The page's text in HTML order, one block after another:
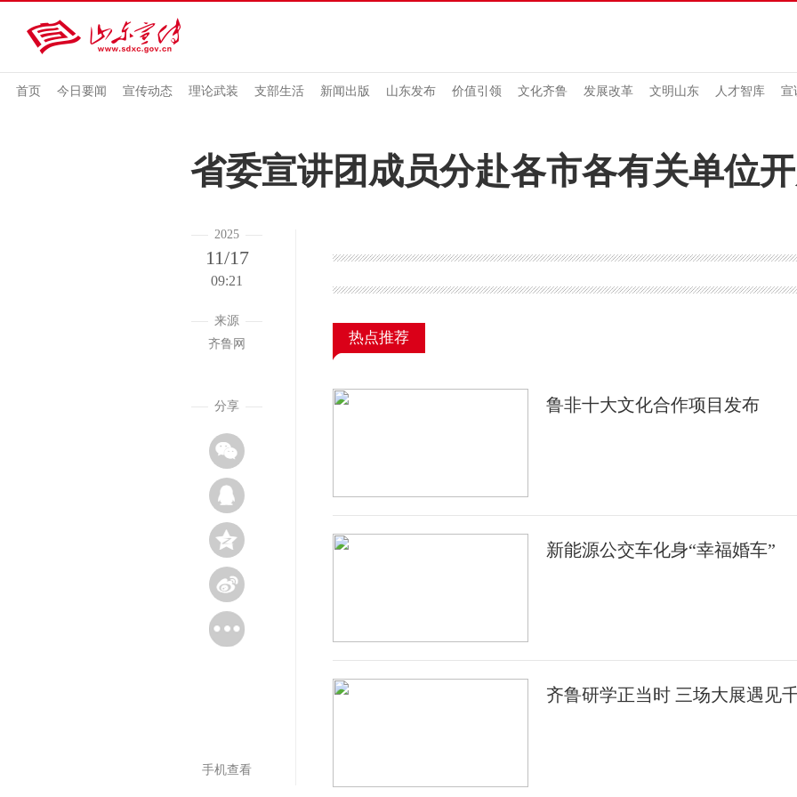
首页 今日要闻 宣传动态 理论武装 支部生活 新闻出版 山东发布 价值引领 文化齐鲁 发展改革 文明山东 人才智库 宣
省委宣讲团成员分赴各市各有关单位
2025
11/17
09:21
来源
齐鲁网
分享
手机查看
热点推荐
鲁非十大文化合作项目发布
新能源公交车化身“幸福婚车”
齐鲁研学正当时 三场大展遇见